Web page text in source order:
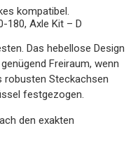
kompatibel.
180, Axle Kit – D
Das hebellose Design
Freiraum, wenn
robusten Steckachsen
festgezogen.
den exakten